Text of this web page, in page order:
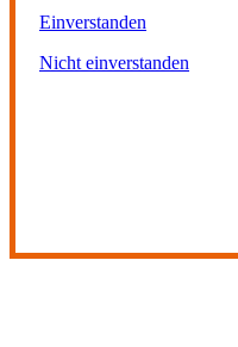
Einverstanden
Nicht einverstanden